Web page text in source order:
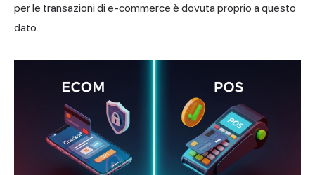
per le transazioni di e-commerce è dovuta proprio a questo
dato.